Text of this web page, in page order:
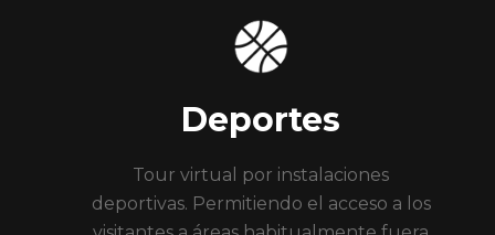
Deportes
Tour virtual por instalaciones
deportivas. Permitiendo el acceso a los